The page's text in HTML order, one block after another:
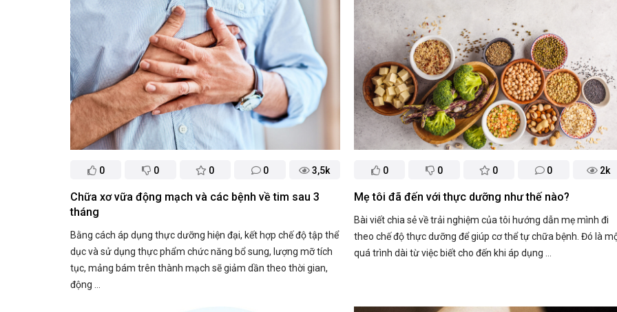
0 0 0 0 3,5k
Chữa xơ vữa động mạch và các bệnh về tim sau 3
tháng
Bằng cách áp dụng thực dưỡng hiện đại, kết hợp chế độ tập thể
dục và sử dụng thực phẩm chức năng bổ sung, lượng mỡ tích
tục, mảng bám trên thành mạch sẽ giảm dần theo thời gian,
động ...
0 0 0 0 2k
Mẹ tôi đã đến với thực dưỡng như thế nào?
Bài viết chia sẻ về trải nghiệm của tôi hướng dẫn mẹ mình đi
theo chế độ thực dưỡng để giúp cơ thể tự chữa bệnh. Đó là
quá trình dài từ việc biết cho đến khi áp dụng ...